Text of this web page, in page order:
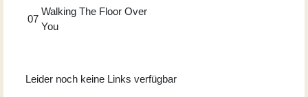
07
Walking The Floor Over
You
Leider noch keine Links verfügbar